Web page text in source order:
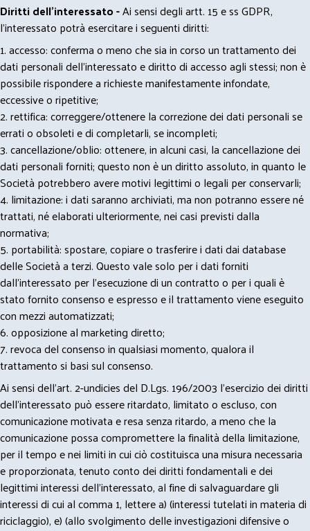
Diritti dell’interessato -Ai sensi degli artt. 15 e ss GDPR,
l’interessato potrà esercitare i seguenti diritti:
1. accesso: conferma o meno che sia in corso un trattamento dei
dati personali dell’interessato e diritto di accesso agli stessi; non è
possibile rispondere a richieste manifestamente infondate,
eccessive o ripetitive;
2. rettifica: correggere/ottenere la correzione dei dati personali se
errati o obsoleti e di completarli, se incompleti;
3. cancellazione/oblio: ottenere, in alcuni casi, la cancellazione dei
dati personali forniti; questo non è un diritto assoluto, in quanto le
Società potrebbero avere motivi legittimi o legali per conservarli;
4. limitazione: i dati saranno archiviati, ma non potranno essere né
trattati, né elaborati ulteriormente, nei casi previsti dalla
normativa;
5. portabilità: spostare, copiare o trasferire i dati dai database
delle Società a terzi. Questo vale solo per i dati forniti
dall’interessato per l’esecuzione di un contratto o per i quali è
stato fornito consenso e espresso e il trattamento viene eseguito
con mezzi automatizzati;
6. opposizione al marketing diretto;
7. revoca del consenso in qualsiasi momento, qualora il
trattamento si basi sul consenso.
Ai sensi dell’art. 2-undicies del D.Lgs. 196/2003 l’esercizio dei diritti
dell’interessato può essere ritardato, limitato o escluso, con
comunicazione motivata e resa senza ritardo, a meno che la
comunicazione possa compromettere la finalità della limitazione,
per il tempo e nei limiti in cui ciò costituisca una misura necessaria
e proporzionata, tenuto conto dei diritti fondamentali e dei
legittimi interessi dell’interessato, al fine di salvaguardare gli
interessi di cui al comma 1, lettere a) (interessi tutelati in materia di
riciclaggio), e) (allo svolgimento delle investigazioni difensive o